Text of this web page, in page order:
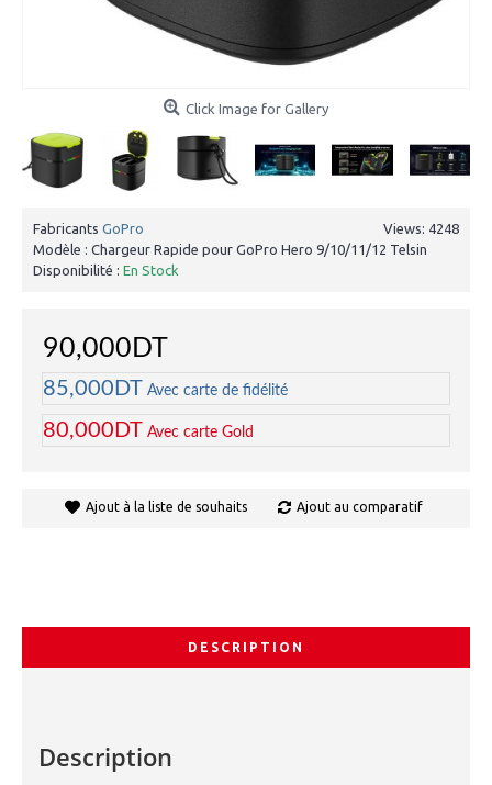
Click Image for Gallery
Views: 4248
Fabricants GoPro
Modèle : Chargeur Rapide pour GoPro Hero 9/10/11/12 Telsin
Disponibilité : En Stock
90,000DT
85,000DT Avec carte de fidélité
80,000DT Avec carte Gold
Ajout à la liste de souhaits Ajout au comparatif
DESCRIPTION
Description